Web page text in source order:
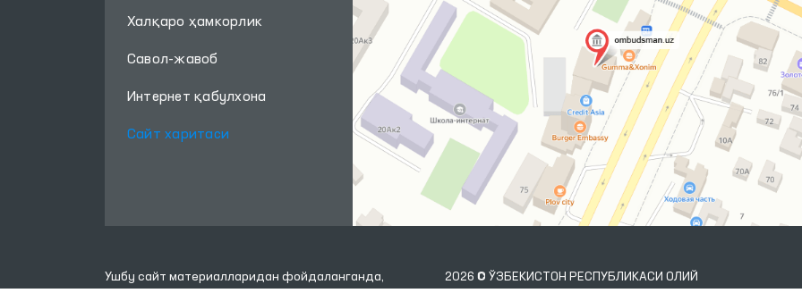
Халқаро ҳамкорлик
Савол-жавоб
Интернет қабулхона
Сайт харитаси
Ушбу сайт материалларидан фойдаланганда,
2026 © ЎЗБЕКИСТОН РЕСПУБЛИКАСИ ОЛИЙ